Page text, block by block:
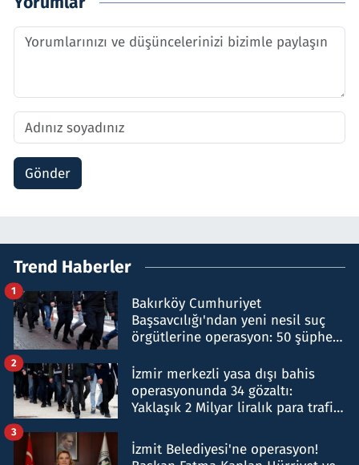
Gönder
Trend Haberler
Bakırköy Cumhuriyet
Başsavcılığı'ndan yeni nesil suç
örgütlerine operasyon: 50 şüpheli
1
İzmir merkezli yasa dışı bahis
operasyonunda 34 gözaltı:
Yaklaşık 2 Milyar liralık para trafiği
2
İzmit Belediyesi'ne operasyon!
3